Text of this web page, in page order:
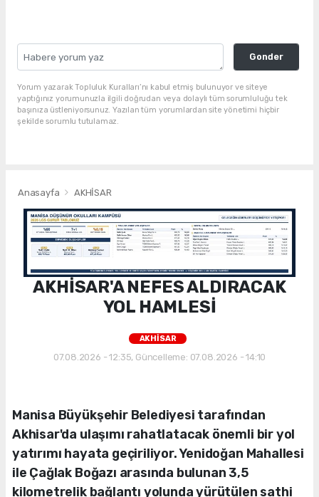
Gonder
Yorum yazarak Topluluk Kuralları’nı kabul etmiş bulunuyor ve siteye
yaptığınız yorumunuzla ilgili doğrudan veya dolaylı tüm sorumluluğu tek
başınıza üstleniyorsunuz. Yazılan tüm yorumlardan site yönetimi hiçbir
şekilde sorumlu tutulamaz.
Anasayfa AKHİSAR
AKHİSAR'A NEFES ALDIRACAK
YOL HAMLESİ
AKHİSAR
07.08.2026 - 12:35, Güncelleme: 07.08.2026 - 14:10
Manisa Büyükşehir Belediyesi tarafından
Akhisar'da ulaşımı rahatlatacak önemli bir yol
yatırımı hayata geçiriliyor. Yenidoğan Mahallesi
ile Çağlak Boğazı arasında bulunan 3,5
kilometrelik bağlantı yolunda yürütülen sathi